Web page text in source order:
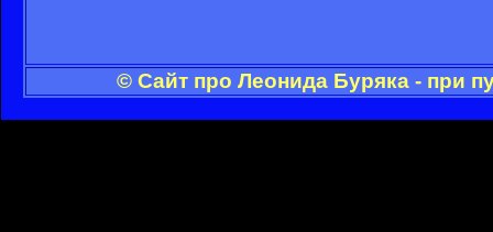
© Сайт про Леонида Буряка - при